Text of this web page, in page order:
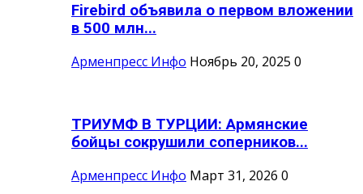
Firebird объявила о первом вложении
в 500 млн...
Арменпресс Инфо Ноябрь 20, 2025 0
ТРИУМФ В ТУРЦИИ: Армянские
бойцы сокрушили соперников...
Арменпресс Инфо Март 31, 2026 0